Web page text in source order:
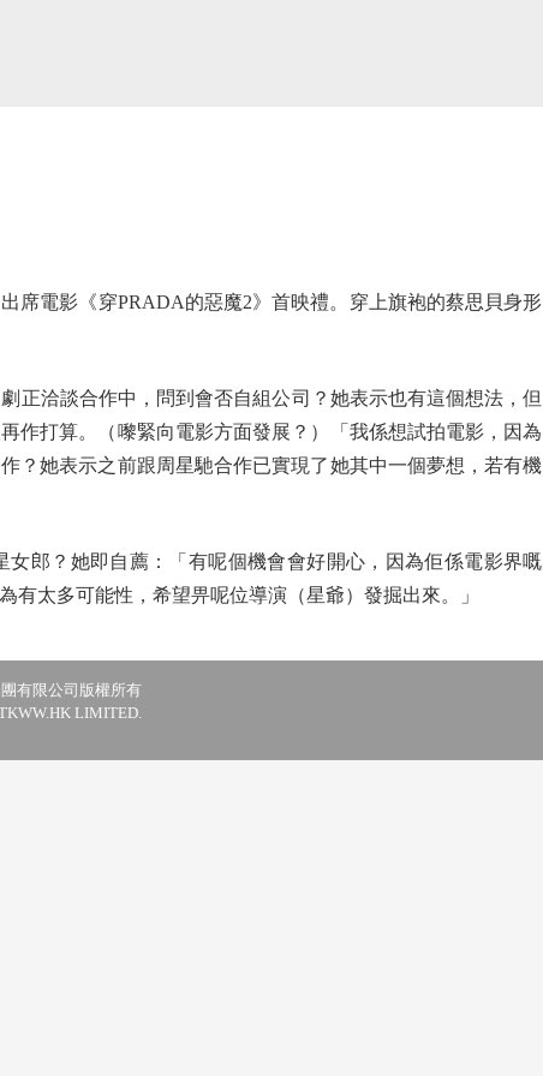
電影《穿PRADA的惡魔2》首映禮。穿上旗袍的蔡思貝身形
洽談合作中，問到會否自組公司？她表示也有這個想法，但
作打算。（嚟緊向電影方面發展？）「我係想試拍電影，因為
？她表示之前跟周星馳合作已實現了她其中一個夢想，若有機
郎？她即自薦：「有呢個機會會好開心，因為佢係電影界嘅
太多可能性，希望畀呢位導演（星爺）發掘出來。」
有限公司版權所有
LIMITED.